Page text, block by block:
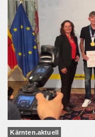
Kärnten.aktuell